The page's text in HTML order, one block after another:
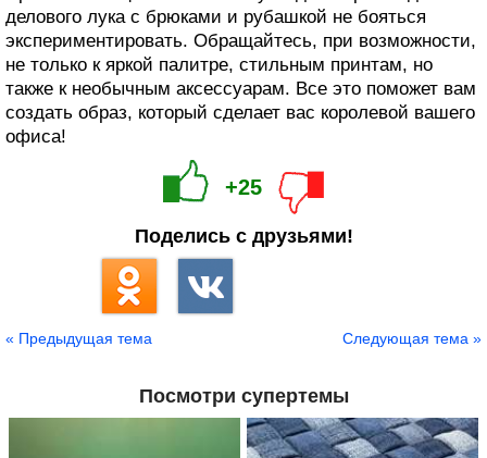
делового лука с брюками и рубашкой не бояться
экспериментировать. Обращайтесь, при возможности,
не только к яркой палитре, стильным принтам, но
также к необычным аксессуарам. Все это поможет вам
создать образ, который сделает вас королевой вашего
офиса!
+25
Поделись с друзьями!
« Предыдущая тема Следующая тема »
Посмотри супертемы